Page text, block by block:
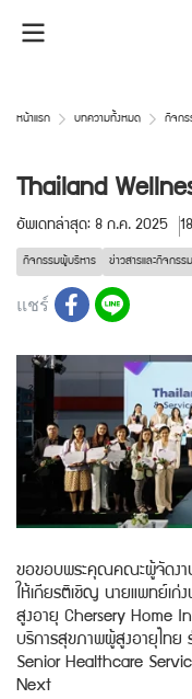
หน้าแรก บทความทั้งหมด กิจกร
Thailand
อัพเดทล่าสุด: 8 ก.ค. 2025
กิจกรรมผู้บริหาร ข่าวสารและกิจกรรม
แชร์
ขอขอบพระคุณคณะผู้จัดงา
ให้เกียรติเชิญ นายแพทย์เ
สูงอายุ Chersery Home
บริการสุขภาพผู้สูงอายุไทย
Senior Healthcare
Next